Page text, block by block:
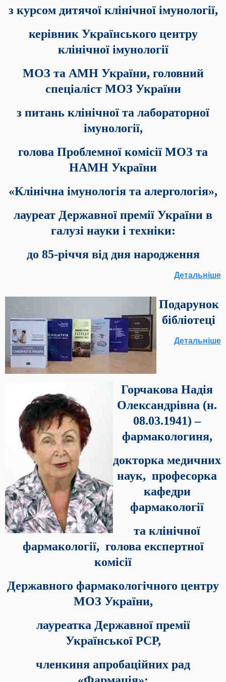
з курсом дитячої клінічної імунології,
керівник Українського центру
клінічної імунології
МОЗ та АМН України, головний
спеціаліст МОЗ України
з питань клінічної та лабораторної
імунології,
голова Проблемної комісії МОЗ та
НАМН України
«Клінічна імунологія та алергологія»,
лауреат Державної премії України в
галузі науки і техніки:
до 85-річчя від дня народження
Детальніше
Подарунок
бібліотеці
Детальніше
Горчакова Надія
Олександрівна (н.
08.03.1941) –
фармакологиня,
докторка медичних
наук, професорка
кафедри
фармакології
та клінічної
фармакології, голова експертної
комісії
Державного фармакологічного центру
МОЗ України,
лауреатка Державної премії
Української РСР,
членкиня апробаційних рад